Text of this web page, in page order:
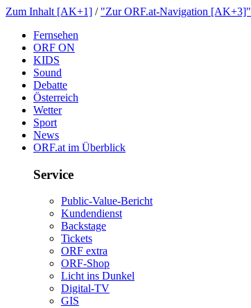
ZumInhalt[AK+1] / "ZurORF.at-Navigation[AK+3]"
Fernsehen
ORFON
KIDS
Sound
Debatte
Österreich
Wetter
Sport
News
ORF.atimÜberblick
Service
Public-Value-Bericht
Kundendienst
Backstage
Tickets
ORFextra
ORF-Shop
LichtinsDunkel
Digital-TV
GIS